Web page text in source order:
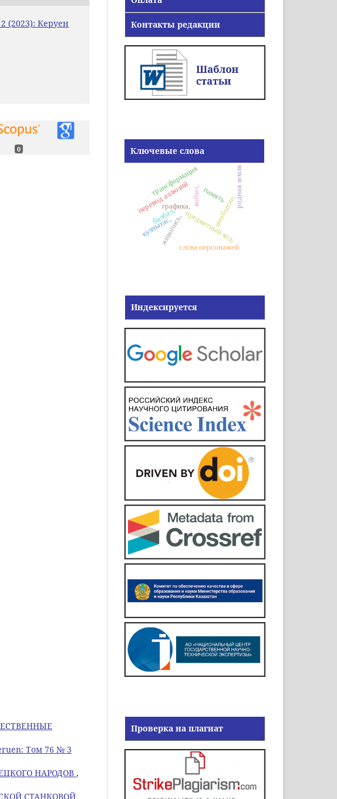
(2023): Керуен
0
Том 76 № 3
НАРОДОВ ,
СТАНКОВОЙ
Контакты редакции
Ключевые слова
живопись,
графика, кобыз,
балбал,
кулпытас, предметный код,
инобытие,
память
перевод аллюзий
трансформация родная земля
слова персонажей
Индексируется
Проверка на плагиат